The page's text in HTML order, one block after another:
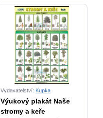
4
množství
Vydavatelství: Kupka
Výukový plakát Naše
stromy a keře